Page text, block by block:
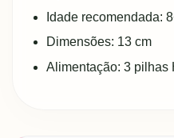
Idade recomendada:
Dimensões: 13 cm
Alimentação: 3 pilhas